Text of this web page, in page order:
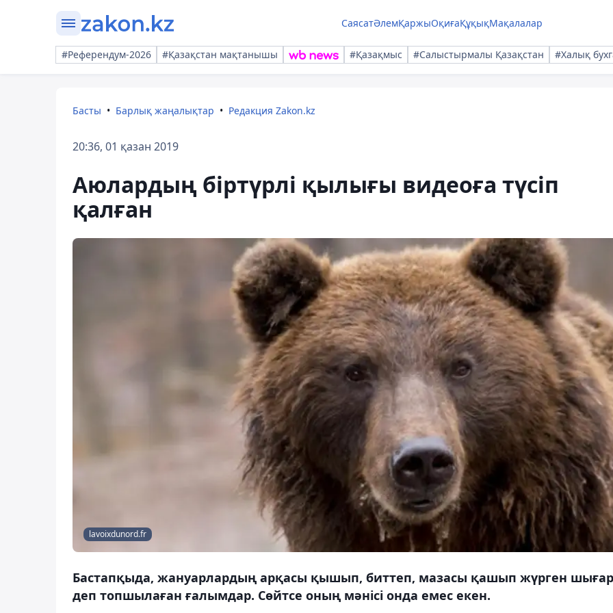
СаясатӘлемҚаржыОқиғаҚұқықМақалалар
#Референдум-2026 #Қазақстан мақтанышы #Қазақмыс #Салыстырмалы Қазақстан #Халық
Басты Барлық жаңалықтар Редакция Zakon.kz
20:36, 01 қазан 2019
Аюлардың біртүрлі қылығы видеоға түсіп
қалған
lavoixdunord.fr
Бастапқыда, жануарлардың арқасы қышып, биттеп, мазасы қашып жүрген шығар
деп топшылаған ғалымдар. Сөйтсе оның мәнісі онда емес екен.